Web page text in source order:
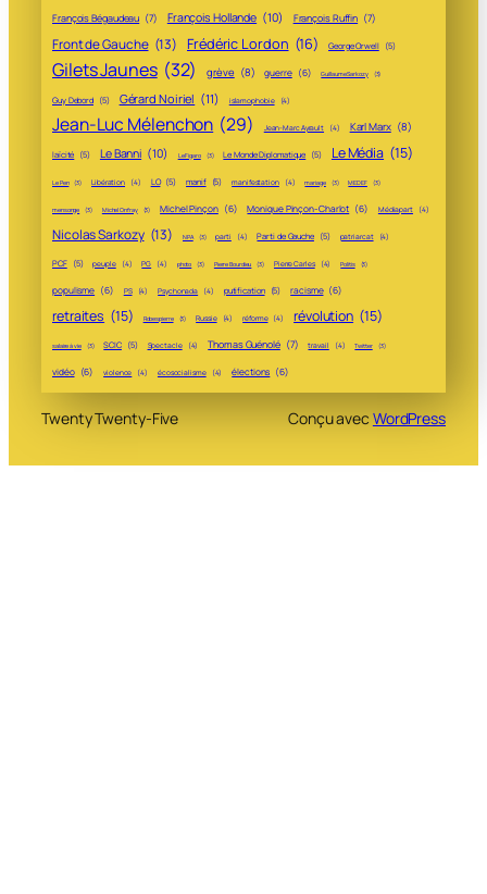
François Bégaudeau (7) François Hollande (10) François Ruffin (7)
Front de Gauche (13) Frédéric Lordon (16) George Orwell (5)
Gilets Jaunes (32) grève (8) guerre (6) Guillaume Sarkozy (3)
Guy Debord (5) Gérard Noiriel (11) islamophobie (4)
Jean-Luc Mélenchon (29) Jean-Marc Ayrault (4) Karl Marx (8)
laïcité (5) Le Banni (10) Le Figaro (3) Le Monde Diplomatique (5) Le Média (15)
Le Pen (3) Libération (4) LO (5) manif (5) manifestation (4) mariage (3) MEDEF (3)
mensonge (3) Michel Onfray (3) Michel Pinçon (6) Monique Pinçon-Charlot (6) Médiapart (4)
Nicolas Sarkozy (13) NPA (3) parti (4) Parti de Gauche (5) patriarcat (4)
PCF (5) peuple (4) PG (4) photo (3) Pierre Bourdieu (3) Pierre Carles (4) Politis (3)
populisme (6) PS (4) Psychonada (4) putification (5) racisme (6)
retraites (15) Robespierre (3) Russie (4) réforme (4) révolution (15)
salaire à vie (3) SCIC (5) Spectacle (4) Thomas Guénolé (7) travail (4) Twitter (3)
vidéo (6) violence (4) écosocialisme (4) élections (6)
Twenty Twenty-Five Conçu avec WordPress